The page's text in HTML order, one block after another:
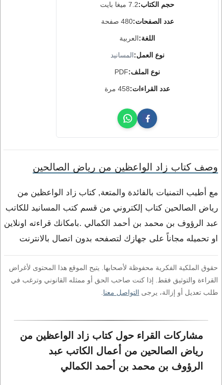
حجم الكتاب:7.2 ميغا بايت
عدد الصفحات:480 صفحة
اللغة:العربية
نوع العمل:المسانيد
نوع الملف:PDF
عدد القراءات:458 مرة
وصف كتاب زاد الواعظين من رياض الصالحين
مع أطيب التمنيات بالفائدة والمتعة, كتاب زاد الواعظين من
رياض الصالحين كتاب إلكتروني من قسم كتب المسانيد للكاتب
عبد الرؤوف بن محمد بن أحمد الكمالي .بامكانك قراءته اونلاين
او تحميله مجاناً على جهازك لتصفحه بدون اتصال بالانترنت
حقوق الملكية الفكرية محفوظة لأصحابها. يتيح الموقع هذا المحتوى لأغراض
القراءة والتوثيق فقط. إذا كنت صاحب الحق أو ممثله القانوني وترغب في
طلب تعديل أو إزالة، يرجى التواصل معنا
مشاركات القراء حول كتاب زاد الواعظين من
رياض الصالحين من أعمال الكاتب عبد
الرؤوف بن محمد بن أحمد الكمالي